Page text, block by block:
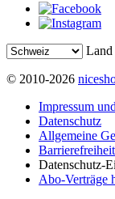
Land
© 2010-2026
Impressum
Datenschutz
Allgemeine
Datenschutz-
Abo-Verträge